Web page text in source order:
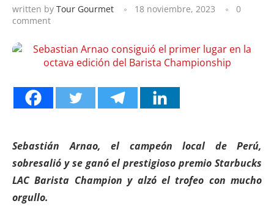
written by Tour Gourmet 18 noviembre, 2023
0
comment
Sebastián Arnao, el campeón local de Perú,
sobresalió y se ganó el prestigioso premio Starbucks
LAC Barista Champion y alzó el trofeo con mucho
orgullo.